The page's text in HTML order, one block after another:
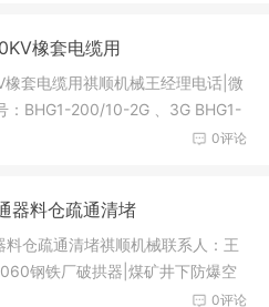
橡套电缆用
套电缆用祺顺机械王经理电话|微
BHG1-200/10-2G 、3G BHG1-
2G 、3G BHG1-400/10-2G 、3
电
0评论
器料仓疏通清堵
仓疏通清堵祺顺机械联系人：王
钢铁厂破拱器|煤矿井下防爆空
啤酒厂空气炮破拱器空气助流器济
0评论